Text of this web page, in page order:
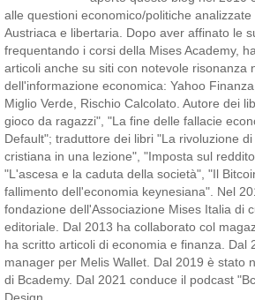
alle questioni economico/politiche
Austriaca e libertaria. Dopo aver affinato le
frequentando i corsi della Mises Academy,
articoli anche su siti con notevole risonanza
dell'informazione economica: Yahoo
Miglio Verde, Rischio Calcolato. Autore dei
gioco da ragazzi", "La fine delle fallacie
Default"; traduttore dei libri "La rivoluzione
cristiana in una lezione", "Imposta sul
"L'ascesa e la caduta della società", "Il
fallimento dell'economia keynesiana". Nel
fondazione dell'Associazione Mises Italia di
editoriale. Dal 2013 ha collaborato col
ha scritto articoli di economia e finanza. Dal
manager per Melis Wallet. Dal 2019 è stato
di Bcademy. Dal 2021 conduce il podcast
Design.